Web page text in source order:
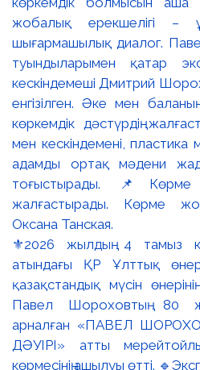
⚜️2026 жылдың 4 тамыз
атындағы ҚР Ұлттық
қазақстандық мүсін
Павел Шороховтың 80
арналған «ПАВЕЛ
ДӘУІРІ» атты
көрмесінің ашылуы өтті.